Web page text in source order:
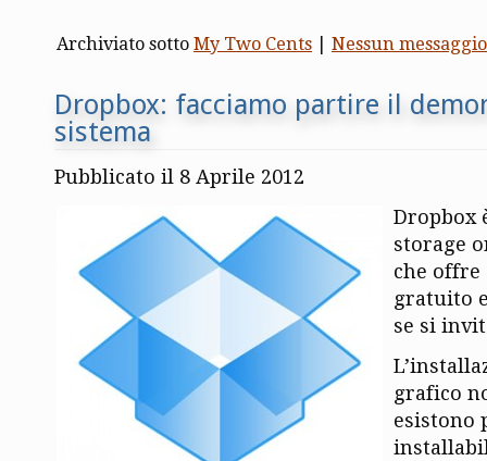
Archiviato sotto My Two Cents Nessun messaggio
Dropbox: facciamo partire il
sistema
Pubblicato il 8 Aprile 2012
Dropbox
storage
che offre
gratuito
se si
grafico
esistono